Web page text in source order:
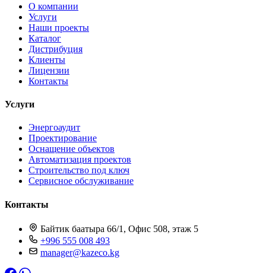
О компании
Услуги
Наши проекты
Каталог
Дистрибуция
Клиенты
Лицензии
Контакты
Услуги
Энергоаудит
Проектирование
Оснащение объектов
Автоматизация проектов
Строительство под ключ
Сервисное обслуживание
Контакты
Байтик баатыра 66/1, Офис 508, этаж 5
+996 555 008 493
manager@kazeco.kg